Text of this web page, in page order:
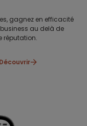
gagnez en efficacité
au delà de
réputation.
Découvrir